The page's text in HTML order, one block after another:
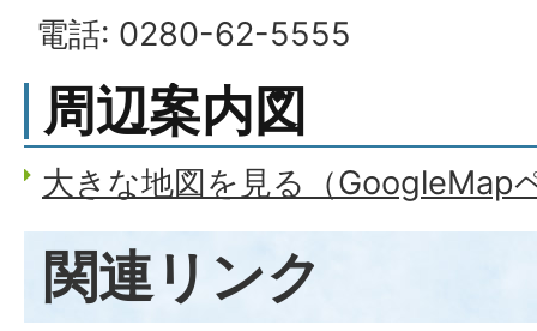
電話: 0280-62-5555
周辺案内図
大きな地図を見る（GoogleMap
関連リンク